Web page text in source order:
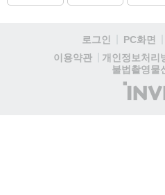
로그인 PC화면
이용약관
개인정보처리
불법촬영물
(
인